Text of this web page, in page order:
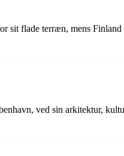
flade terræn, mens
ved sin arkitektur,